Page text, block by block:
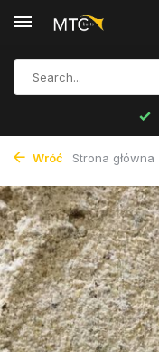
Wróć Strona główna